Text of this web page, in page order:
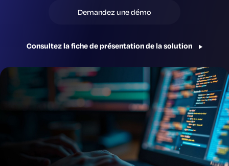
Demandez une démo
Consultez la fiche de présentation de la solution